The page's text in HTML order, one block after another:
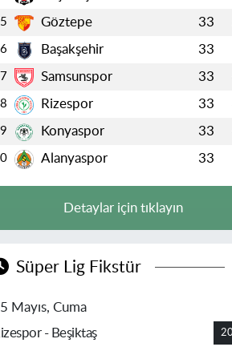
5 Göztepe 33
6 Başakşehir 33
7 Samsunspor 33
8 Rizespor 33
9 Konyaspor 33
Alanyaspor 33
Detaylar için tıklayın
Süper Lig Fikstür
Mayıs, Cuma
- Beşiktaş